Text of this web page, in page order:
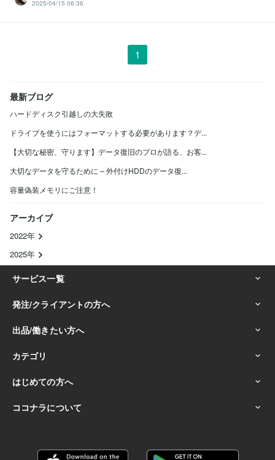
2025/04/15 06:36
1
最新ブログ
ハードディスク引越しの大失敗
ドライブを使うにはフォーマットする必要があります？デ...
【大切な秘密、守ります】データ復旧のプロが語る、お客...
大切なデータを守るために – 外付けHDDのデータ復...
容量偽装メモリにご注意！
アーカイブ
2022年
2025年